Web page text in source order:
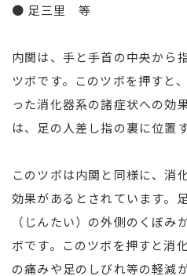
● 足三里 等
内関は、手と手首の中央から
ツボです。このツボを押すと
った消化器系の諸症状への効
は、足の人差し指の裏に位置
このツボは内関と同様に、消
効果があるとされています。
（じんたい）の外側のくぼみ
ボです。このツボを押すと消
の痛みや足のしびれ等の軽減